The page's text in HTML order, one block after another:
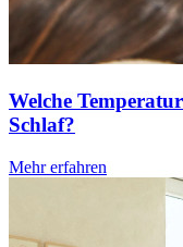
Welche
Schlaf?
Mehr erfahren